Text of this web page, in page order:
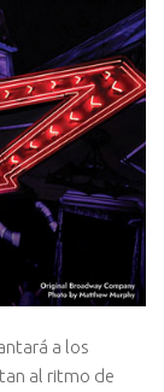
a los
al ritmo de